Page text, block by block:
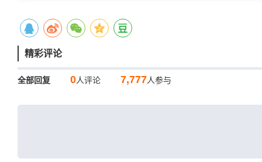
精彩评论
全部回复 0人评论 7,777人参与